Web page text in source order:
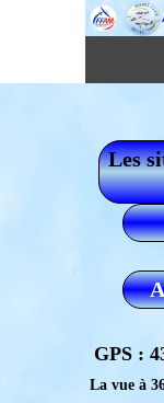
Les
GPS :
La vue à